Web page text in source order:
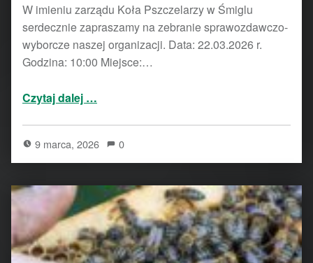
W imieniu zarządu Koła Pszczelarzy w Śmiglu
serdecznie zapraszamy na zebranie sprawozdawczo-
wyborcze naszej organizacji. Data: 22.03.2026 r.
Godzina: 10:00 Miejsce:…
Czytaj dalej …
9 marca, 2026 0